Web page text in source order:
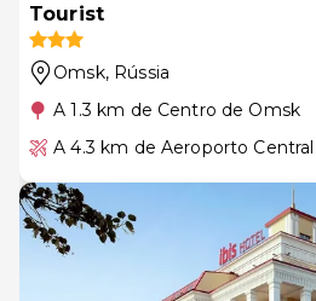
Tourist
Omsk, Rússia
A 1.3 km de Centro de Omsk
A 4.3 km de Aeroporto